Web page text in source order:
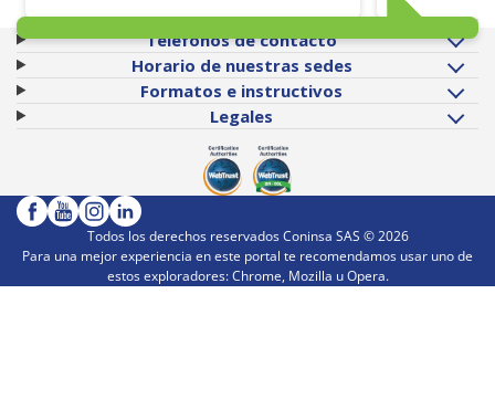
Teléfonos de contacto
Horario de nuestras sedes
Formatos e instructivos
Legales
Todos los derechos reservados Coninsa SAS ©2026
Para una mejor experiencia en este portal te recomendamos usar uno de
estos exploradores: Chrome, Mozilla u Opera.